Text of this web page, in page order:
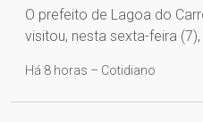
O prefeito de Lagoa do
visitou, nesta sexta-feira
Há 8 horas – Cotidiano